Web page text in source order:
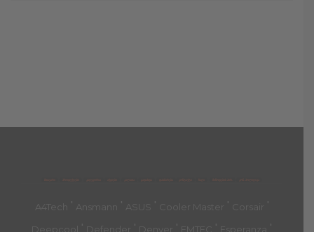
მთავარი კალათა
A4Tech ' Ansmann ' ASUS ' Cooler Master ' Corsair '
Deepcool Defender Denver EMTEC Esperanza